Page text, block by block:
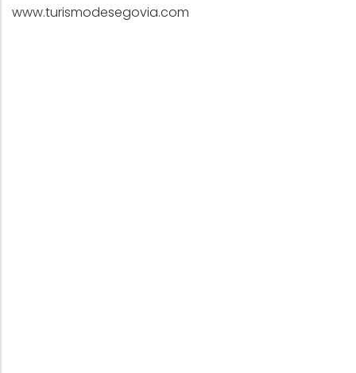
www.turismodesegovia.com